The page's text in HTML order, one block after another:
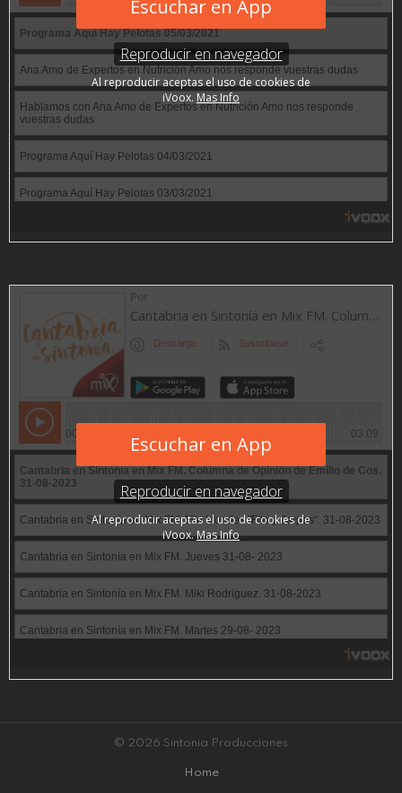
© 2026 Sintonia Producciones
Home